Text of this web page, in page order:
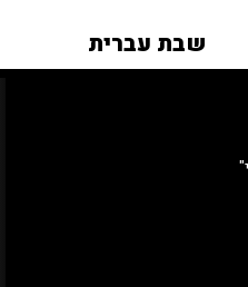
שבת עברית